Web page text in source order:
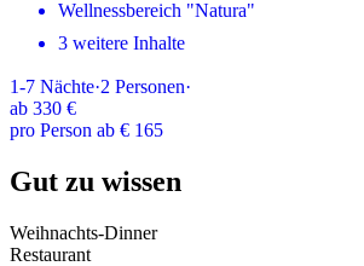
Wellnessbereich "Natura"
3 weitere Inhalte
1-7 Nächte·2 Personen·
ab 330 €
pro Person ab € 165
Gut zu wissen
Weihnachts-Dinner
Restaurant